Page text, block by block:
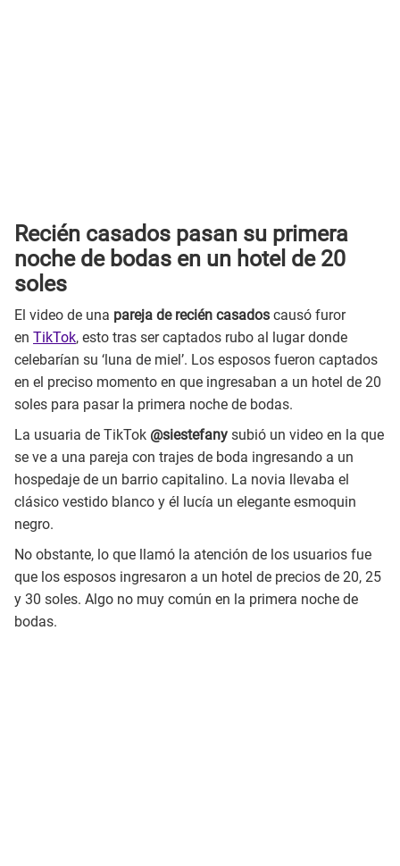
Recién casados pasan su primera
noche de bodas en un hotel de 20
soles
El video de una pareja de recién casados causó furor
en TikTok, esto tras ser captados rubo al lugar donde
celebarían su ‘luna de miel’. Los esposos fueron captados
en el preciso momento en que ingresaban a un hotel de 20
soles para pasar la primera noche de bodas.
La usuaria de TikTok @siestefany subió un video en la que
se ve a una pareja con trajes de boda ingresando a un
hospedaje de un barrio capitalino. La novia llevaba el
clásico vestido blanco y él lucía un elegante esmoquin
negro.
No obstante, lo que llamó la atención de los usuarios fue
que los esposos ingresaron a un hotel de precios de 20, 25
y 30 soles. Algo no muy común en la primera noche de
bodas.